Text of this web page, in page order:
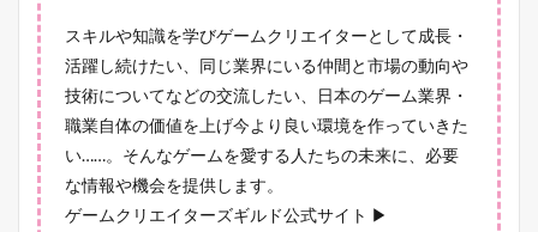
スキルや知識を学びゲームクリエイターとして成長・
活躍し続けたい、同じ業界にいる仲間と市場の動向や
技術についてなどの交流したい、日本のゲーム業界・
職業自体の価値を上げ今より良い環境を作っていきた
い……。そんなゲームを愛する人たちの未来に、必要
な情報や機会を提供します。
ゲームクリエイターズギルド公式サイト ▶